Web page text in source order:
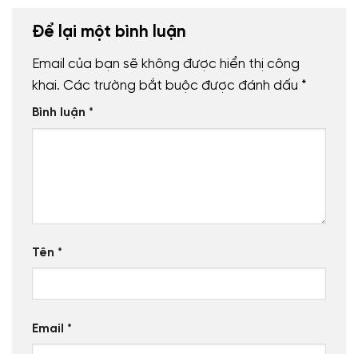
Để lại một bình luận
Email của bạn sẽ không được hiển thị công
khai. Các trường bắt buộc được đánh dấu *
Bình luận *
Tên *
Email *